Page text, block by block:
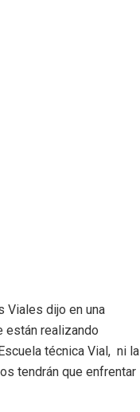
Viales dijo en una
están realizando
técnica Vial, ni la
tendrán que enfrentar